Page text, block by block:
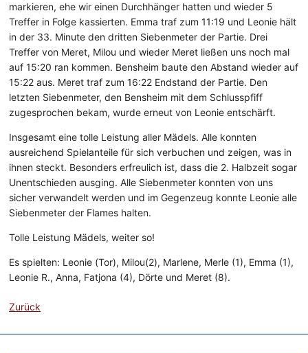
markieren, ehe wir einen Durchhänger hatten und wieder 5
Treffer in Folge kassierten. Emma traf zum 11:19 und Leonie hält
in der 33. Minute den dritten Siebenmeter der Partie. Drei
Treffer von Meret, Milou und wieder Meret ließen uns noch mal
auf 15:20 ran kommen. Bensheim baute den Abstand wieder auf
15:22 aus. Meret traf zum 16:22 Endstand der Partie. Den
letzten Siebenmeter, den Bensheim mit dem Schlusspfiff
zugesprochen bekam, wurde erneut von Leonie entschärft.
Insgesamt eine tolle Leistung aller Mädels. Alle konnten
ausreichend Spielanteile für sich verbuchen und zeigen, was in
ihnen steckt. Besonders erfreulich ist, dass die 2. Halbzeit sogar
Unentschieden ausging. Alle Siebenmeter konnten von uns
sicher verwandelt werden und im Gegenzeug konnte Leonie alle
Siebenmeter der Flames halten.
Tolle Leistung Mädels, weiter so!
Es spielten: Leonie (Tor), Milou(2), Marlene, Merle (1), Emma (1),
Leonie R., Anna, Fatjona (4), Dörte und Meret (8).
Zurück